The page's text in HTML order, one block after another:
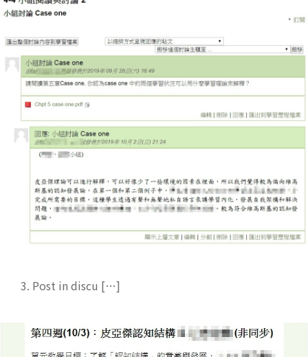
3. Post in discu […]